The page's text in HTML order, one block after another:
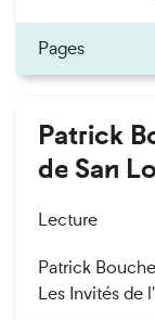
Pages
Patrick
de San
Lecture
Patrick
Les Invités de